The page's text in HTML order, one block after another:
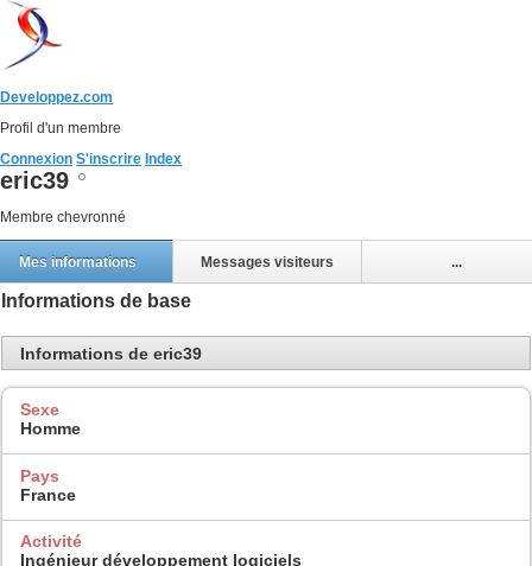
Developpez.com
Profil d'un membre
Connexion S'inscrire Index
eric39
Membre chevronné
Mes informations Messages visiteurs ...
Informations de base
Informations de eric39
Sexe
Homme
Pays
France
Activité
Ingénieur développement logiciels